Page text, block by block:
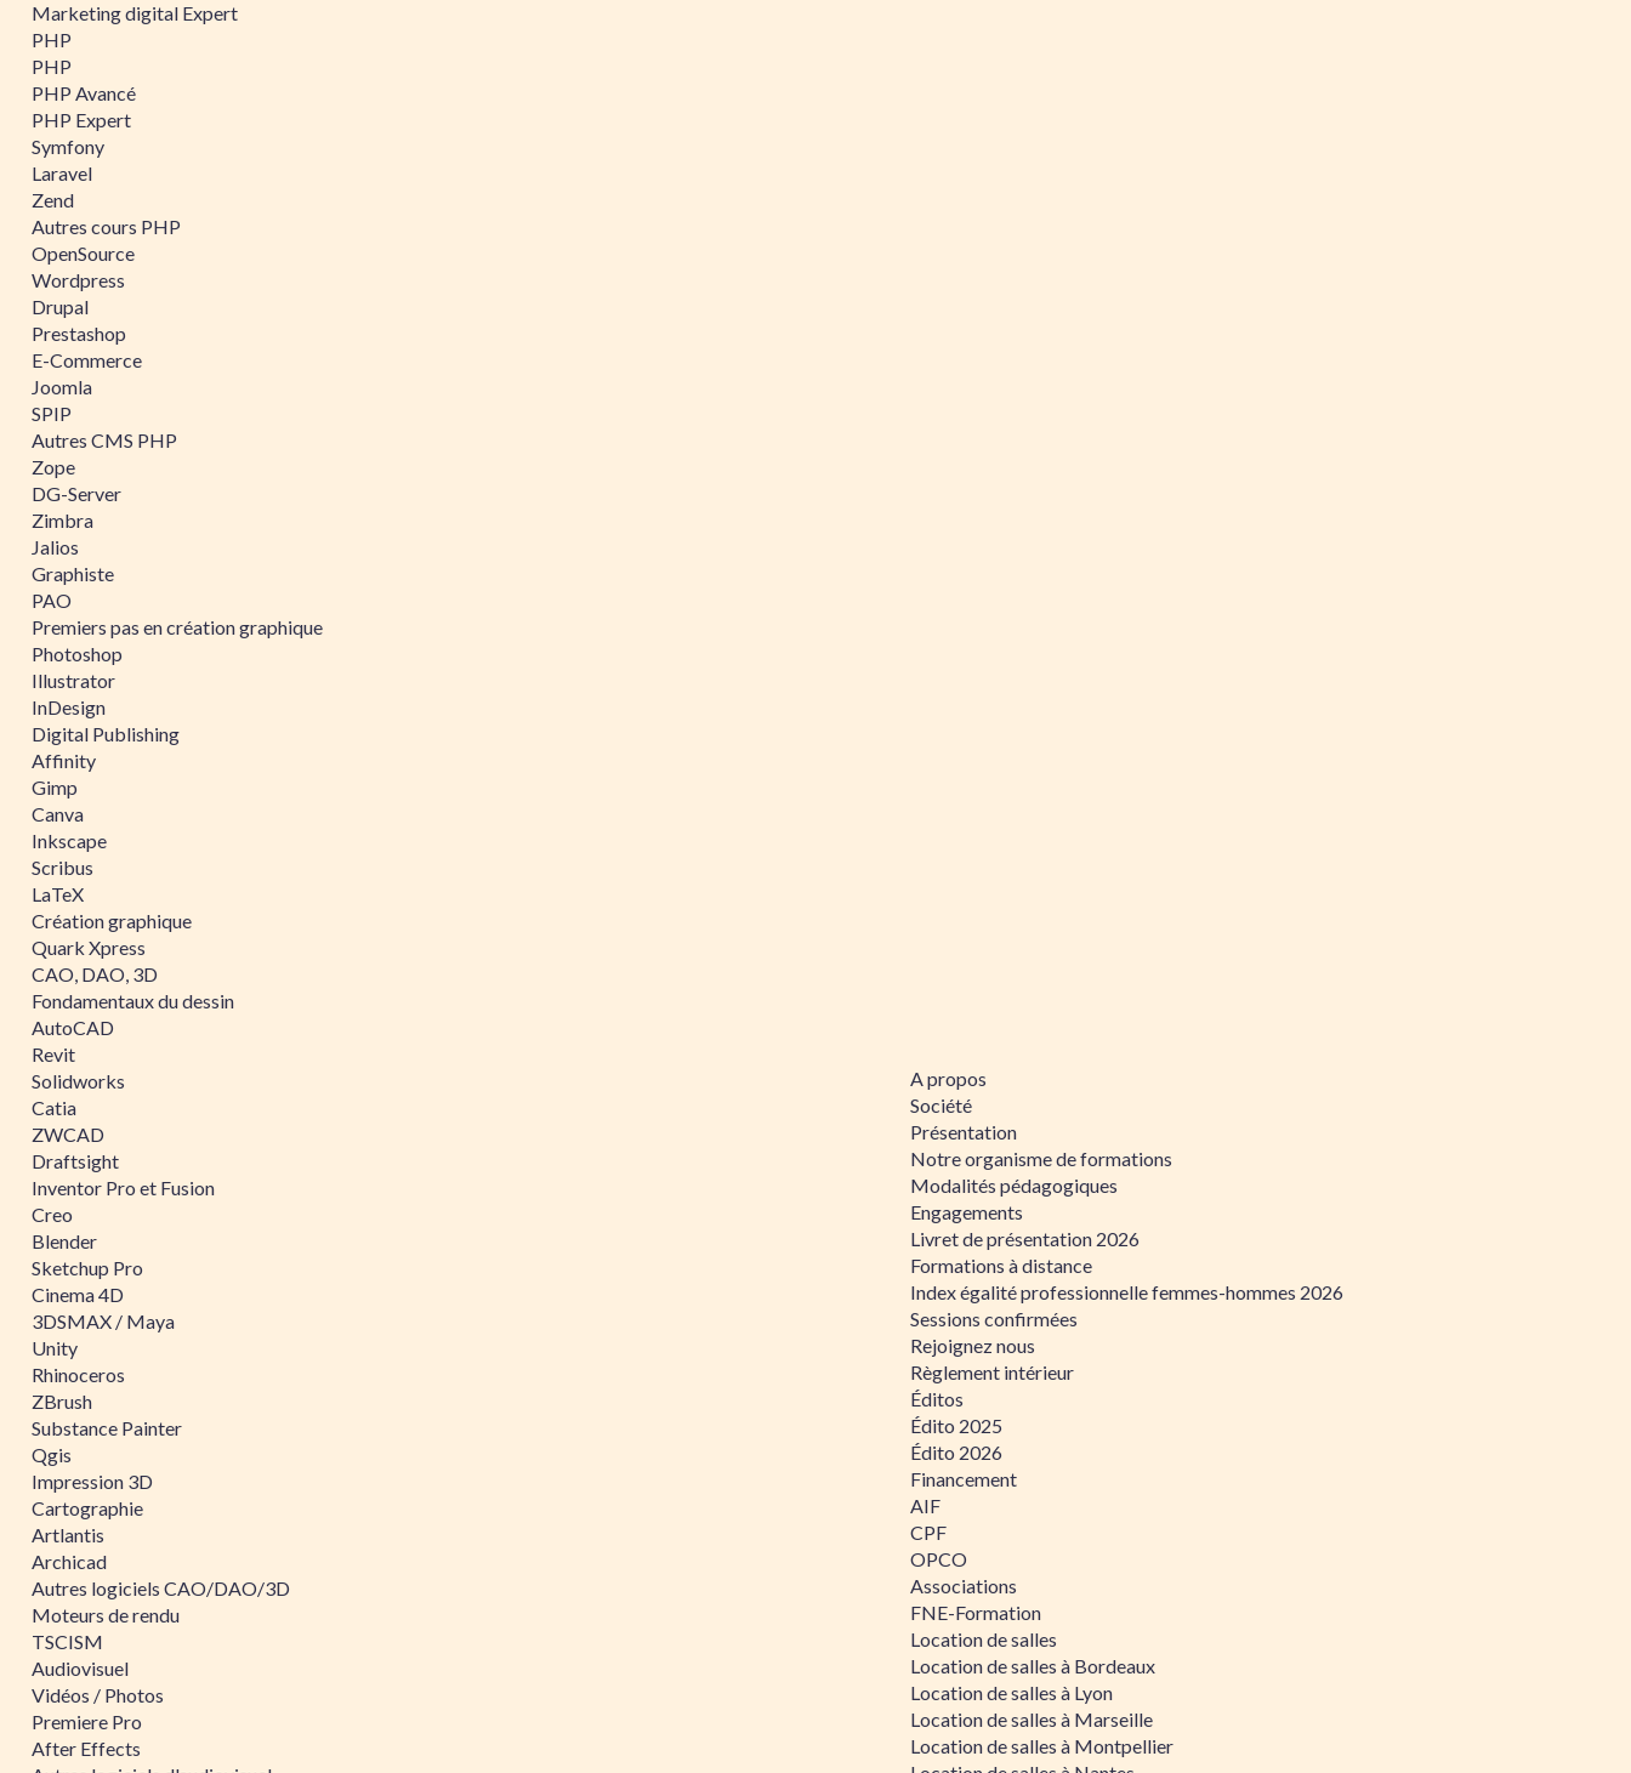
Marketing digital Expert
PHP
PHP
PHP Avancé
PHP Expert
Symfony
Laravel
Zend
Autres cours PHP
OpenSource
Wordpress
Drupal
Prestashop
E-Commerce
Joomla
SPIP
Autres CMS PHP
Zope
DG-Server
Zimbra
Jalios
Graphiste
PAO
Premiers pas en création graphique
Photoshop
Illustrator
InDesign
Digital Publishing
Affinity
Gimp
Canva
Inkscape
Scribus
LaTeX
Création graphique
Quark Xpress
CAO, DAO, 3D
Fondamentaux du dessin
AutoCAD
Revit
Solidworks
Catia
ZWCAD
Draftsight
Inventor Pro et Fusion
Creo
Blender
Sketchup Pro
Cinema 4D
3DSMAX / Maya
Unity
Rhinoceros
ZBrush
Substance Painter
Qgis
Impression 3D
Cartographie
Artlantis
Archicad
Autres logiciels CAO/DAO/3D
Moteurs de rendu
TSCISM
Audiovisuel
Vidéos / Photos
Premiere Pro
After Effects
A propos
Société
Présentation
Notre organisme de formations
Modalités pédagogiques
Engagements
Livret de présentation 2026
Formations à distance
Index égalité professionnelle femmes-hommes 2026
Sessions confirmées
Rejoignez nous
Règlement intérieur
Éditos
Édito 2025
Édito 2026
Financement
AIF
CPF
OPCO
Associations
FNE-Formation
Location de salles
Location de salles à Bordeaux
Location de salles à Lyon
Location de salles à Marseille
Location de salles à Montpellier